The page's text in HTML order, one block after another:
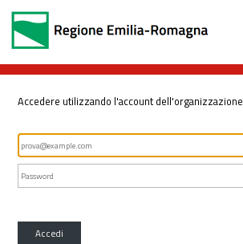
Accedere utilizzando l'account dell'organizzazione
Accedi